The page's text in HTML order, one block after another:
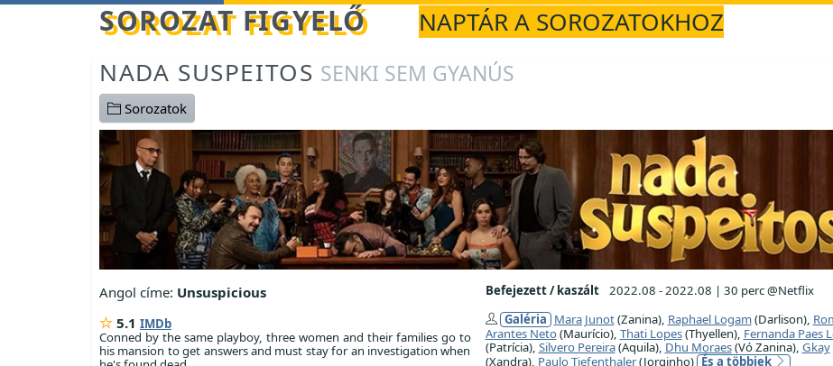
Betöltés... SOROZAT FIGYELŐ
NAPTÁR A SOROZATOKHOZ
NADA SUSPEITOS SENKI SEM GYANÚS
Sorozatok
Angol címe: Unsuspicious
5.1 IMDb
Conned by the same playboy, three women and their families go to
his mansion to get answers and must stay for an investigation when
Befejezett / kaszált 2022.08 - 2022.08 | 30 perc @Netflix
Galéria Mara Junot(Zanina), Raphael Logam(Darlison),
Arantes Neto(Maurício), Thati Lopes(Thyellen), Fernanda Paes
(Patrícia), Silvero Pereira(Aquila), Dhu Moraes(Vó Zanina), Gkay
(Xandra), Paulo Tiefenthaler(Jorginho) És a többiek